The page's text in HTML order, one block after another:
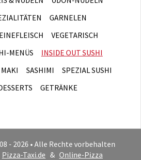
GARNELEN
VEGETARISCH
MENÜS
INSIDE OUT SUSHI
MAKI SASHIMI
SPEZIAL SUSHI
GETRÄNKE
- 2026 • Alle Rechte vorbehalten
Pizza-Taxi.de & Online-Pizza